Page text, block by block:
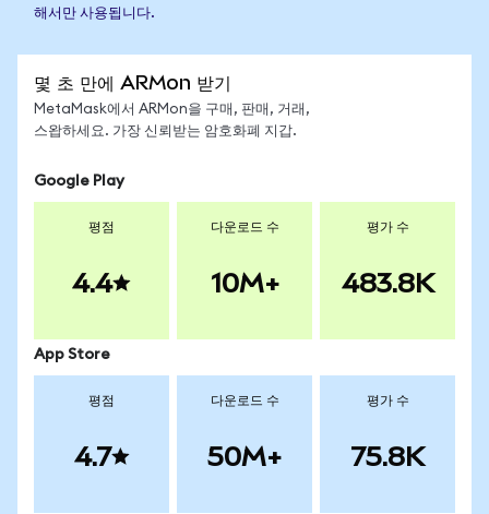
해서만 사용됩니다.
몇 초 만에 ARMon 받기
MetaMask에서 ARMon을 구매, 판매, 거래,
스왑하세요. 가장 신뢰받는 암호화폐 지갑.
Google Play
평점
4.4
다운로드 수
10M+
평가 수
483.8K
App Store
평점
4.7
다운로드 수
50M+
평가 수
75.8K